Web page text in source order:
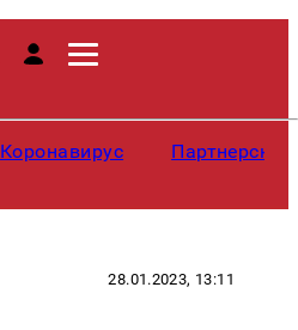
Коронавирус
28.01.2023, 13:11